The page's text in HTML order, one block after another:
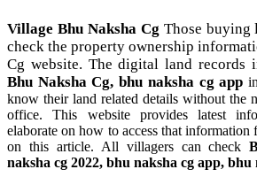
Village Bhu Naksha Cg Those buying
check the property ownership
Cg website. The digital land records
Bhu Naksha Cg, bhu naksha cg app
know their land related details without the
office. This website provides latest
elaborate on how to access that
on this article. All villagers can check
naksha cg 2022, bhu naksha cg app, bhu